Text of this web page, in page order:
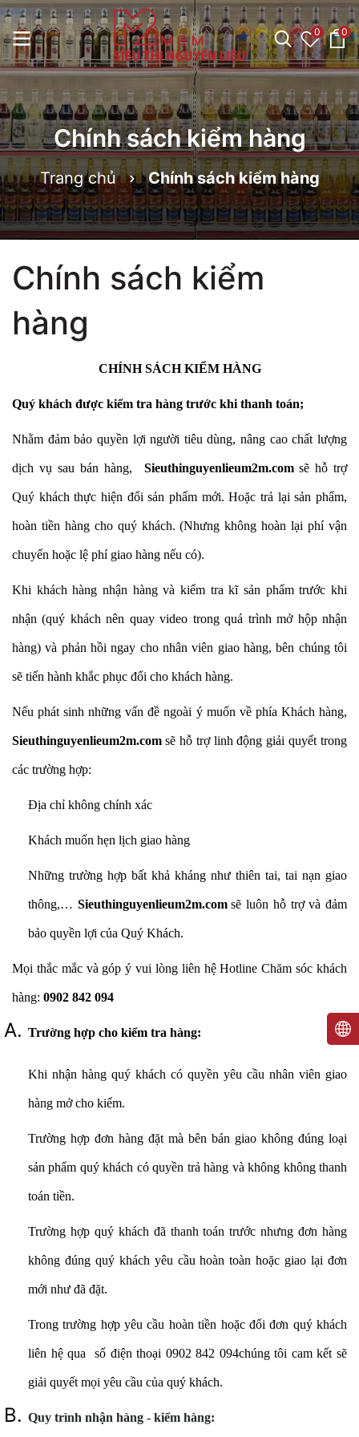
0 0
Chính sách kiểm hàng
Trang chủ Chính sách kiểm hàng
Chính sách kiểm
hàng
CHÍNHSÁCH KIỂM HÀNG
Quý khách được kiểm tra hàng trước khi thanh toán;
Nhằm đảm bảo quyền lợi người tiêu dùng, nâng cao chất lượng
dịch vụ sau bán hàng, Sieuthinguyenlieum2m.com sẽ hỗ trợ
Quý khách thực hiện đổi sản phẩm mới. Hoặc trả lại sản phẩm,
hoàn tiền hàng cho quý khách. (Nhưng không hoàn lại phí vận
chuyển hoặc lệ phí giao hàng nếu có).
Khi khách hàng nhận hàng và kiểm tra kĩ sản phẩm trước khi
nhận (quý khách nên quay video trong quá trình mở hộp nhận
hàng) và phản hồi ngay cho nhân viên giao hàng, bên chúng tôi
sẽ tiến hành khắc phục đổi cho khách hàng.
Nếu phát sinh những vấn đề ngoài ý muốn về phía Khách hàng,
Sieuthinguyenlieum2m.com sẽ hỗ trợ linh động giải quyết trong
các trường hợp:
Địa chỉ không chính xác
Khách muốn hẹn lịch giao hàng
Những trường hợp bất khả kháng như thiên tai, tai nạn giao
thông,… Sieuthinguyenlieum2m.com sẽ luôn hỗ trợ và đảm
bảo quyền lợi của Quý Khách.
Mọi thắc mắc và góp ý vui lòng liên hệ Hotline Chăm sóc khách
hàng: 0902 842 094
Trường hợp cho kiểm tra hàng:
Khi nhận hàng quý khách có quyền yêu cầu nhân viên giao
hàng mở cho kiểm.
Trường hợp đơn hàng đặt mà bên bán giao không đúng loại
sản phẩm quý khách có quyền trả hàng và không không thanh
toán tiền.
Trường hợp quý khách đã thanh toán trước nhưng đơn hàng
không đúng quý khách yêu cầu hoàn toàn hoặc giao lại đơn
mới như đã đặt.
Trong trường hợp yêu cầu hoàn tiền hoặc đổi đơn quý khách
liên hệ qua số điện thoại 0902 842 094chúng tôi cam kết sẽ
giải quyết mọi yêu cầu của quý khách.
Quy trình nhận hàng - kiểm hàng: